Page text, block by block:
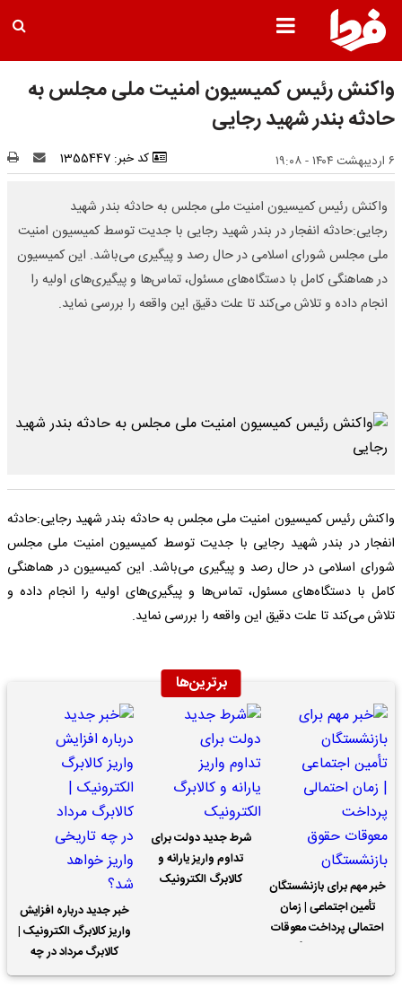
واکنش رئیس کمیسیون امنیت ملی مجلس به
حادثه بندر شهید رجایی
۶ اردیبهشت ۱۴۰۴ - ۱۹:۰۸ کد خبر: 1355447
واکنش رئیس کمیسیون امنیت ملی مجلس به حادثه بندر شهید
رجایی:حادثه انفجار در بندر شهید رجایی با جدیت توسط کمیسیون امنیت
ملی مجلس شورای اسلامی در حال رصد و پیگیری می‌باشد. این کمیسیون
در هماهنگی کامل با دستگاه‌های مسئول، تماس‌ها و پیگیری‌های اولیه را
انجام داده و تلاش می‌کند تا علت دقیق این واقعه را بررسی نماید.
واکنش رئیس کمیسیون امنیت ملی مجلس به حادثه بندر شهید رجایی:حادثه
انفجار در بندر شهید رجایی با جدیت توسط کمیسیون امنیت ملی مجلس
شورای اسلامی در حال رصد و پیگیری می‌باشد. این کمیسیون در هماهنگی
کامل با دستگاه‌های مسئول، تماس‌ها و پیگیری‌های اولیه را انجام داده و
تلاش می‌کند تا علت دقیق این واقعه را بررسی نماید.
برترین‌ها
خبر مهم برای بازنشستگان
تأمین اجتماعی | زمان
احتمالی پرداخت معوقات
شرط جدید دولت برای
تداوم واریز یارانه و
کالابرگ الکترونیک
خبر جدید درباره افزایش
واریز کالابرگ الکترونیک |
کالابرگ مرداد در چه
تاریخی واریز خواهد شد؟